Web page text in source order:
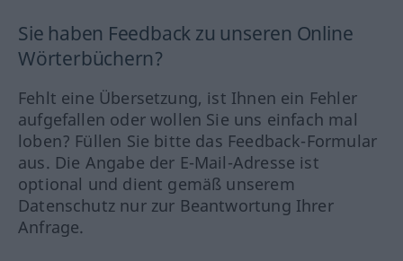
Sie haben Feedback zu unseren Online
Wörterbüchern?
Fehlt eine Übersetzung, ist Ihnen ein Fehler
aufgefallen oder wollen Sie uns einfach mal
loben? Füllen Sie bitte das Feedback-Formular
aus. Die Angabe der E-Mail-Adresse ist
optional und dient gemäß unserem
Datenschutz nur zur Beantwortung Ihrer
Anfrage.